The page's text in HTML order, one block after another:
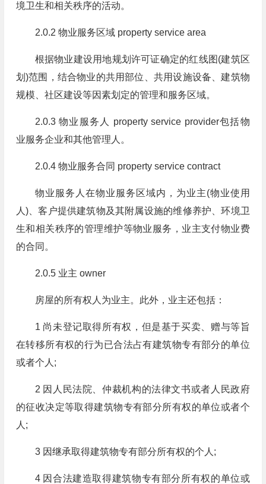
境卫生和相关秩序的活动。
2.0.2 物业服务区域 property service area
根据物业建设用地规划许可证确定的红线图(建筑区
划)范围，结合物业的共用部位、共用设施设备、建筑物
规模、社区建设等因素划定的管理和服务区域。
2.0.3 物业服务人 property service provider包括物
业服务企业和其他管理人。
2.0.4 物业服务合同 property service contract
物业服务人在物业服务区域内，为业主(物业使用
人)、客户提供建筑物及其附属设施的维修养护、环境卫
生和相关秩序的管理维护等物业服务，业主支付物业费
的合同。
2.0.5 业主 owner
房屋的所有权人为业主。此外，业主还包括：
1 尚未登记取得所有权，但是基于买卖、赠与等旨
在转移所有权的行为已合法占有建筑物专有部分的单位
或者个人;
2 因人民法院、仲裁机构的法律文书或者人民政府
的征收决定等取得建筑物专有部分所有权的单位或者个
人;
3 因继承取得建筑物专有部分所有权的个人;
4 因合法建造取得建筑物专有部分所有权的单位或